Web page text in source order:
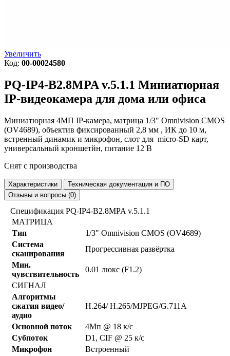
Увеличить
Код: 00-00024580
PQ-IP4-B2.8MPA v.5.1.1 Миниатюрная
IP-видеокамера для дома или офиса
Миниатюрная 4МП IP-камера, матрица 1/3" Omnivision CMOS
(OV4689), объектив фиксированный 2,8 мм , ИК до 10 м,
встренный динамик и микрофон, слот для micro-SD карт,
универсальный кроншетйн, питание 12 В
Снят с производства
Характеристики
Техническая документация и ПО
Отзывы и вопросы (0)
Спецификация PQ-IP4-B2.8MPA v.5.1.1
МАТРИЦА
Тип
1/3" Omnivision CMOS (OV4689)
Система
сканирования
Прогрессивная развёртка
Мин.
чувствительность
0.01 люкс (F1.2)
СИГНАЛ
Алгоритмы
сжатия видео/
аудио
H.264/ H.265/MJPEG/G.711A
Основной поток
4Мп @ 18 к/с
Субпоток
D1, CIF @ 25 к/с
Микрофон
Встроенный